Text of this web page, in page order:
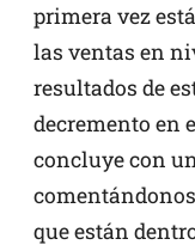
primera vez
las ventas en
resultados de
decremento en
concluye con
que están